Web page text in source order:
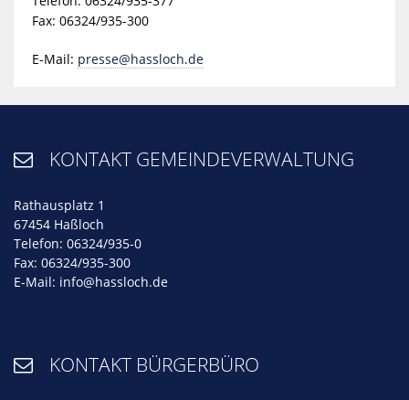
Fax: 06324/935-300
E-Mail: presse@hassloch.de
 KONTAKT GEMEINDEVERWALTUNG
Rathausplatz 1
67454 Haßloch
Telefon: 06324/935-0
Fax: 06324/935-300
E-Mail: info@hassloch.de
 KONTAKT BÜRGERBÜRO